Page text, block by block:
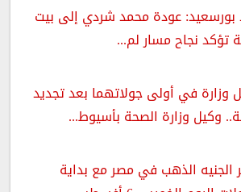
بورسعيد: عودة محمد شردي إلى بيت
تؤكد نجاح مسار لم...
وزارة في أولى جولاتهما بعد تجديد
وكيل وزارة الصحة بأسيوط...
الذهب في مصر مع بداية